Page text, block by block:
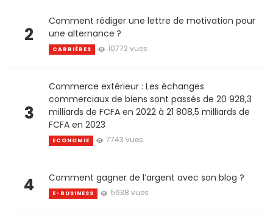
2
Comment rédiger une lettre de motivation pour
une alternance ?
CARRIÈRES 10772 vues
3
Commerce extérieur : Les échanges
commerciaux de biens sont passés de 20 928,3
milliards de FCFA en 2022 à 21 808,5 milliards de
FCFA en 2023
ECONOMIE 7743 vues
4 Comment gagner de l’argent avec son blog ?
E-BUSINESS 5638 vues